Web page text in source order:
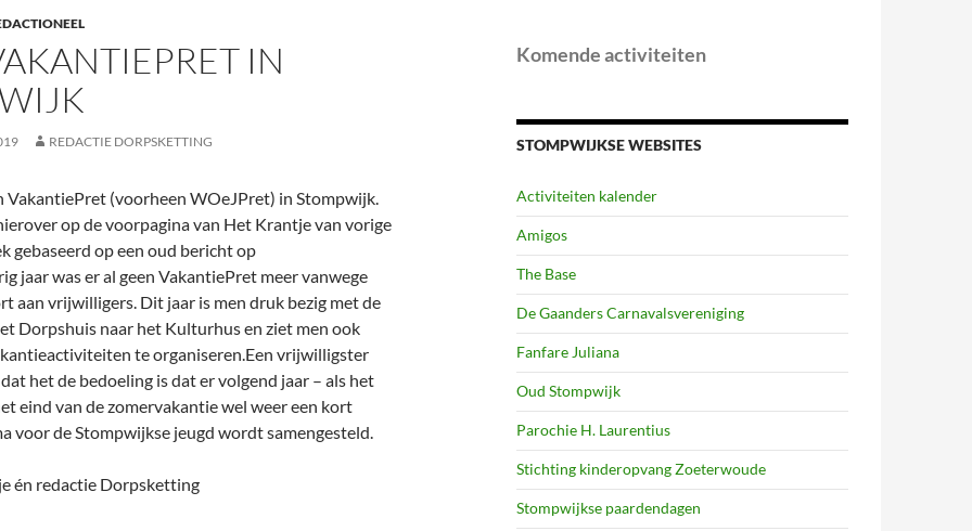
IN
REDACTIE DORPSKETTING
VakantiePret (voorheen WOeJPret) in Stompwijk.
op de voorpagina van Het Krantje van vorige
gebaseerd op een oud bericht op
jaar was er al geen VakantiePret meer vanwege
aan vrijwilligers. Dit jaar is men druk bezig met de
Dorpshuis naar het Kulturhus en ziet men ook
te organiseren.Een vrijwilligster
het de bedoeling is dat er volgend jaar – als het
eind van de zomervakantie wel weer een kort
voor de Stompwijkse jeugd wordt samengesteld.
én redactie Dorpsketting
Komende activiteiten
STOMPWIJKSE WEBSITES
Activiteiten kalender
Amigos
The Base
De Gaanders Carnavalsvereniging
Fanfare Juliana
Oud Stompwijk
Parochie H. Laurentius
Stichting kinderopvang Zoeterwoude
Stompwijkse paardendagen